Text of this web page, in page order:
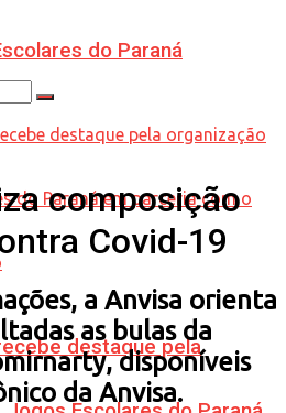
do Paraná
destaque pela
composição
Covid-19
a Anvisa orienta
as bulas da
disponíveis
da Anvisa.